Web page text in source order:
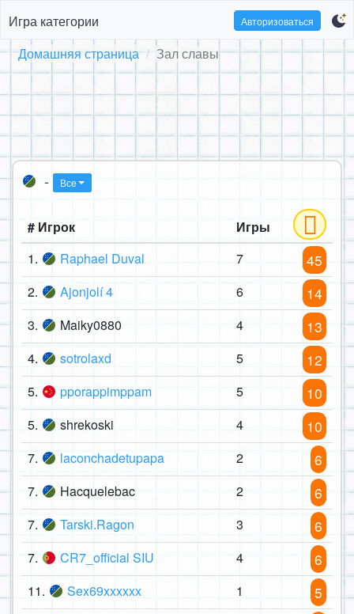
Игра категории Авторизоваться
Домашняя страница Зал славы
- Все
# Игрок
Игры
1.
Raphael Duval 7 45
2. Ajonjolí 4 6 14
3. Maiky0880 4 13
4. sotrolaxd 5 12
5. pporappimppam 5 10
5. shrekoski 4 10
7. laconchadetupapa 2 6
7. Hacquelebac 2 6
7. Tarski.Ragon 3 6
7. CR7_official SIU 4 6
11. Sex69xxxxxx 1 5